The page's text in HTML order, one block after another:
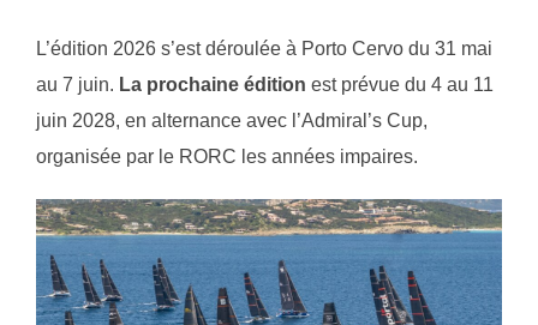
L’édition 2026 s’est déroulée à Porto Cervo du 31 mai
au 7 juin. La prochaine édition est prévue du 4 au 11
juin 2028, en alternance avec l’Admiral’s Cup,
organisée par le RORC les années impaires.